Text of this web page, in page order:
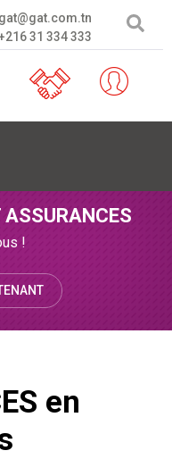
gat@gat.com.tn
31 334 333
ASSURANCES
!
en